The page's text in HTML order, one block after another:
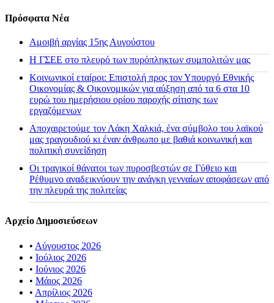
Πρόσφατα Νέα
Αμοιβή αργίας 15ης Αυγούστου
H ΓΣΕΕ στο πλευρό των πυρόπληκτων συμπολιτών μας
Κοινωνικοί εταίροι: Επιστολή προς τον Υπουργό Εθνικής
Οικονομίας & Οικονομικών για αύξηση από τα 6 στα 10
ευρώ του ημερήσιου ορίου παροχής σίτισης των
εργαζόμενων
Αποχαιρετούμε τον Λάκη Χαλκιά, ένα σύμβολο του λαϊκού
μας τραγουδιού κι έναν άνθρωπο με βαθιά κοινωνική και
πολιτική συνείδηση
Οι τραγικοί θάνατοι των πυροσβεστών σε Γύθειο και
Ρέθυμνο αναδεικνύουν την ανάγκη γενναίων αποφάσεων από
την πλευρά της πολιτείας
Αρχείο Δημοσιεύσεων
• Αύγουστος 2026
• Ιούλιος 2026
• Ιούνιος 2026
• Μάιος 2026
• Απρίλιος 2026